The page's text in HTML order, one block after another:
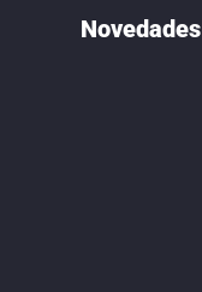
Novedades